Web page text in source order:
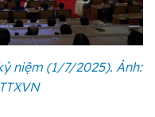
niệm (1/7/2025). Ảnh: